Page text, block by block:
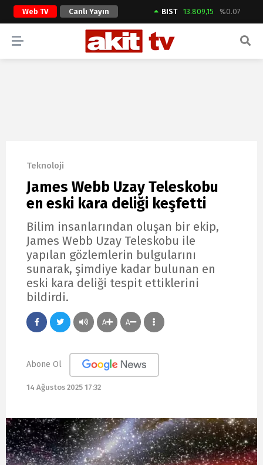
Web TV Canlı Yayın BIST 13.809,15 %0.07
ARAMA YAP
Teknoloji
James Webb Uzay Teleskobu
en eski kara deliği keşfetti
Bilim insanlarından oluşan bir ekip,
James Webb Uzay Teleskobu ile
yapılan gözlemlerin bulgularını
sunarak, şimdiye kadar bulunan en
eski kara deliği tespit ettiklerini
bildirdi.
A A
Abone Ol
14 Ağustos 2025 17:32